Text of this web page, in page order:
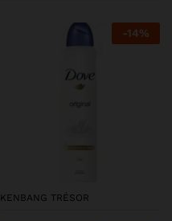
-14%
KENBANG TRÉSOR